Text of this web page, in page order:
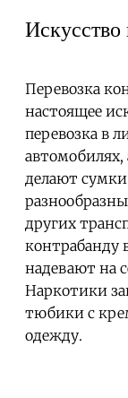
Перевозка
настоящее
перевозка в
автомобилях,
делают
других
контрабанду
надевают на
Наркотики
тюбики с
одежду.